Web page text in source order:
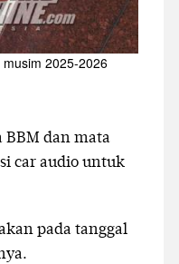
2025-2026
BBM dan mata
car audio untuk
pada tanggal